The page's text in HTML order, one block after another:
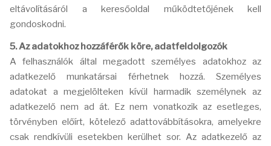
eltávolításáról a keresőoldal működtetőjének kell
gondoskodni.
5. Az adatokhoz hozzáférők köre, adatfeldolgozók
A felhasználók által megadott személyes adatokhoz az
adatkezelő munkatársai férhetnek hozzá. Személyes
adatokat a megjelölteken kívül harmadik személynek az
adatkezelő nem ad át. Ez nem vonatkozik az esetleges,
törvényben előírt, kötelező adattovábbításokra, amelyekre
csak rendkívüli esetekben kerülhet sor. Az adatkezelő az